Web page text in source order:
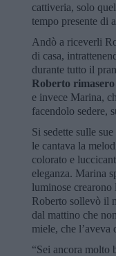
cattiveria, solo
tempo presente di
Andò a riceverli
di casa,
durante tutto il
Roberto rimasero
e invece Marina,
facendolo sedere,
Si sedette sulle
le cantava la
colorato e
eleganza. Marina
luminose crearono
Roberto sollevò il
dal mattino che
miele, che l’aveva
“Sei ancora